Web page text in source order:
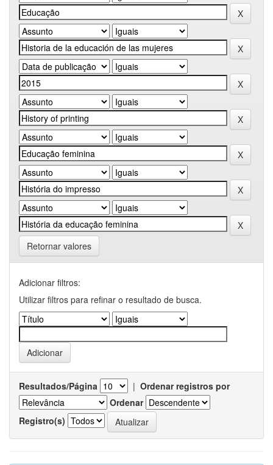
Retornar valores
Adicionar filtros:
Utilizar filtros para refinar o resultado de busca.
Resultados/Página | Ordenar registros por
Ordenar
Registro(s)